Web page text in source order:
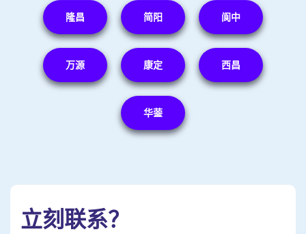
隆昌 简阳 阆中
万源 康定 西昌
华蓥
立刻联系？